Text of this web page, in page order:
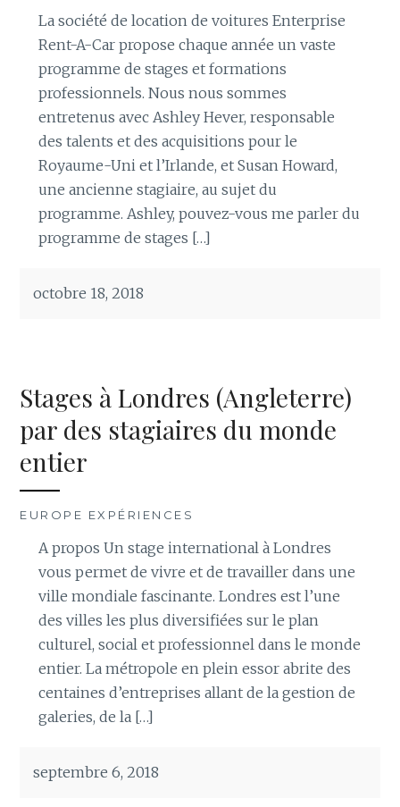
La société de location de voitures Enterprise
Rent-A-Car propose chaque année un vaste
programme de stages et formations
professionnels. Nous nous sommes
entretenus avec Ashley Hever, responsable
des talents et des acquisitions pour le
Royaume-Uni et l’Irlande, et Susan Howard,
une ancienne stagiaire, au sujet du
programme. Ashley, pouvez-vous me parler du
programme de stages […]
octobre 18, 2018
Stages à Londres (Angleterre)
par des stagiaires du monde
entier
EUROPE EXPÉRIENCES
A propos Un stage international à Londres
vous permet de vivre et de travailler dans une
ville mondiale fascinante. Londres est l’une
des villes les plus diversifiées sur le plan
culturel, social et professionnel dans le monde
entier. La métropole en plein essor abrite des
centaines d’entreprises allant de la gestion de
galeries, de la […]
septembre 6, 2018